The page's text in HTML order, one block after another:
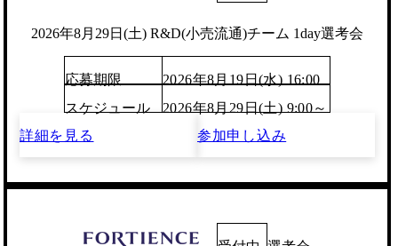
2026年8月29日(土) R&D(小売流通)チーム 1day選考会
応募期限
2026年8月19日(水) 16:00
スケジュール
2026年8月29日(土) 9:00～
詳細を見る
参加申し込み